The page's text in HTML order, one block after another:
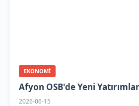
EKONOMI
Afyon OSB'de Yeni
2026-06-15